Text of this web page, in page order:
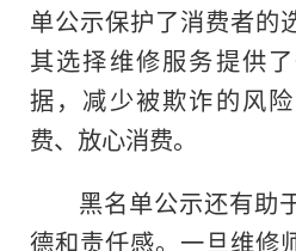
单公示保护了消费者的
其选择维修服务提供
据，减少被欺诈的风
费、放心消费。
黑名单公示还有助
德和责任感。一旦维修